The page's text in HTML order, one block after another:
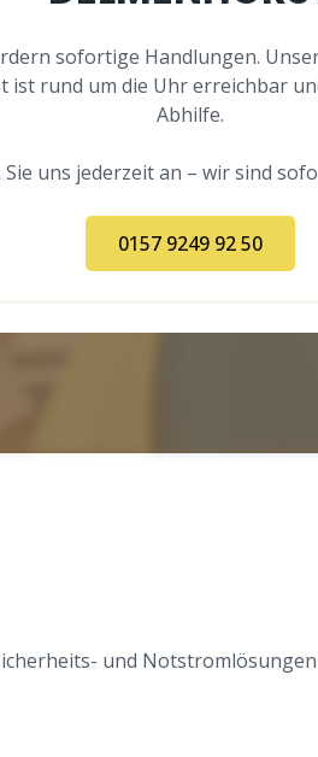
sofortige Handlungen.
ist rund um die Uhr erreichbar
Abhilfe.
Sie uns jederzeit an – wir sind
0157 9249 92 50
und